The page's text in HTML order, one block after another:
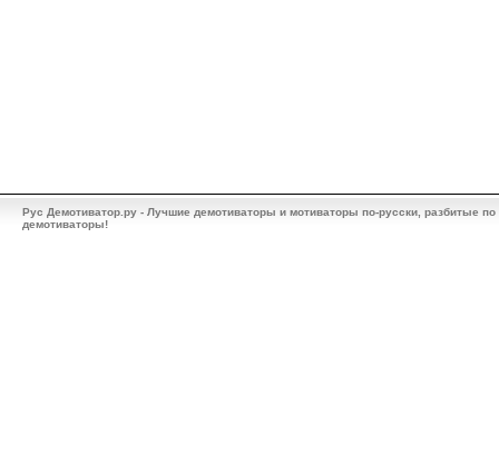
Рус Демотиватор.ру - Лучшие демотиваторы и мотиваторы по-русски, разбитые
демотиваторы!